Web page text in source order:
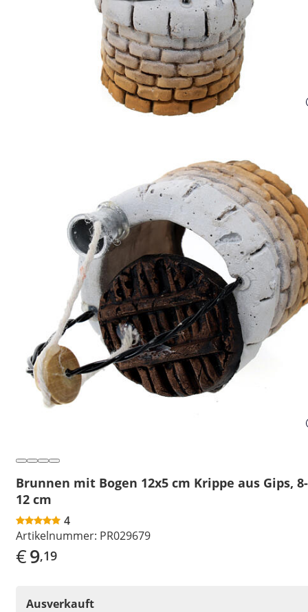
Brunnen mit Bogen 12x5 cm Krippe aus Gips, 8-
12 cm
4
Artikelnummer: PR029679
€9,19
Ausverkauft